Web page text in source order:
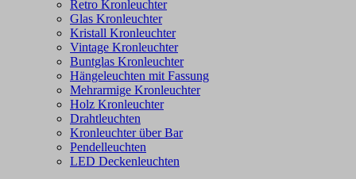
Retro Kronleuchter
Glas Kronleuchter
Kristall Kronleuchter
Vintage Kronleuchter
Buntglas Kronleuchter
Hängeleuchten mit Fassung
Mehrarmige Kronleuchter
Holz Kronleuchter
Drahtleuchten
Kronleuchter über Bar
Pendelleuchten
LED Deckenleuchten